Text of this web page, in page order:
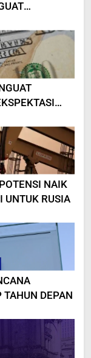
NAIK
UNTUK RUSIA
TAHUN DEPAN